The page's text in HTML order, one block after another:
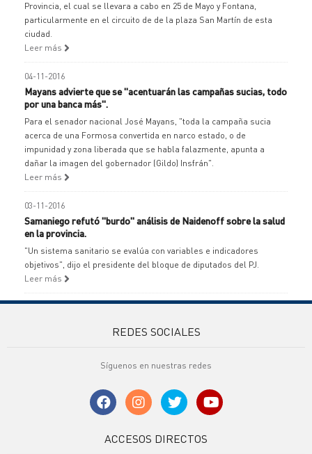
Provincia, el cual se llevara a cabo en 25 de Mayo y Fontana,
particularmente en el circuito de de la plaza San Martín de esta
ciudad.
Leer más
04-11-2016
Mayans advierte que se "acentuarán las campañas sucias, todo
por una banca más".
Para el senador nacional José Mayans, "toda la campaña sucia
acerca de una Formosa convertida en narco estado, o de
impunidad y zona liberada que se habla falazmente, apunta a
dañar la imagen del gobernador (Gildo) Insfrán".
Leer más
03-11-2016
Samaniego refutó "burdo" análisis de Naidenoff sobre la salud
en la provincia.
"Un sistema sanitario se evalúa con variables e indicadores
objetivos", dijo el presidente del bloque de diputados del PJ.
Leer más
REDES SOCIALES
Síguenos en nuestras redes
ACCESOS DIRECTOS